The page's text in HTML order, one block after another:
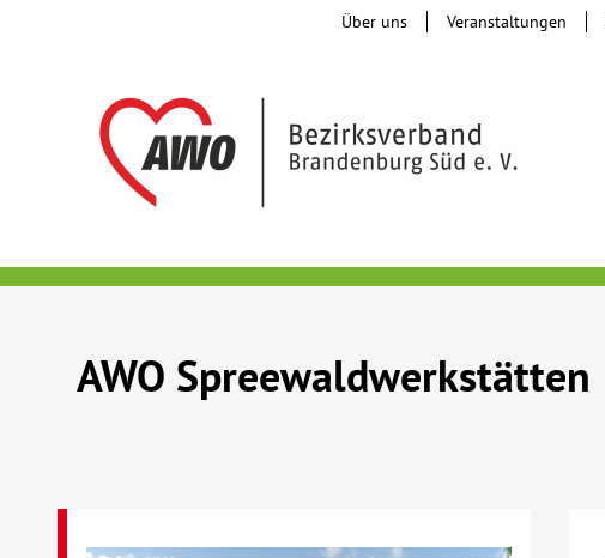
Über uns Veranstaltungen
AWO Spreewaldwerkstätten